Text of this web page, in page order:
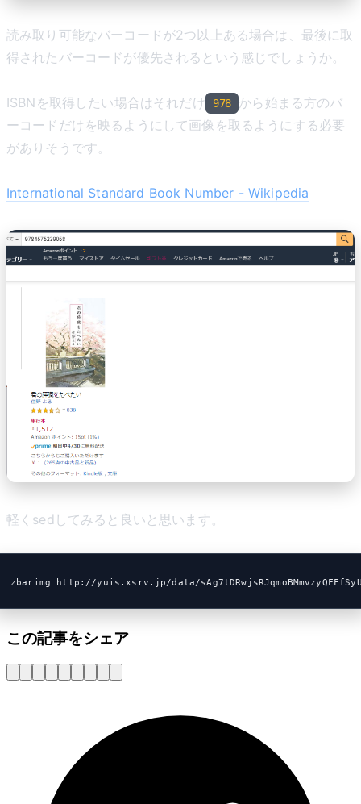
読み取り可能なバーコードが2つ以上ある場合は、最後に取
得されたバーコードが優先されるという感じでしょうか。
ISBNを取得したい場合はそれだけ 978
から始まる方のバ
ーコードだけを映るようにして画像を取るようにする必要
がありそうです。
International Standard Book Number - Wikipedia
軽くsedしてみると良いと思います。
zbarimg http://yuis.xsrv.jp/data/
この記事をシェア